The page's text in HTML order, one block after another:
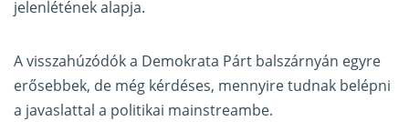
jelenlétének alapja.
A visszahúzódók a Demokrata Párt balszárnyán egyre
erősebbek, de még kérdéses, mennyire tudnak belépni
a javaslattal a politikai mainstreambe.